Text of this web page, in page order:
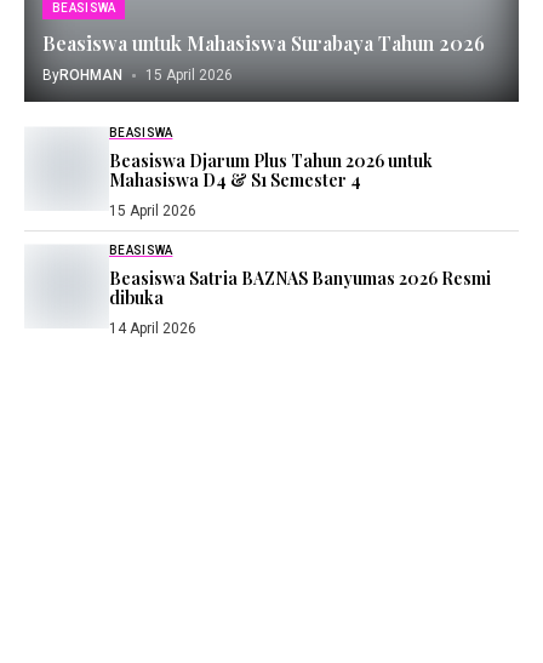
BEASISWA
Beasiswa untuk Mahasiswa Surabaya Tahun 2026
ByROHMAN 15 April 2026
BEASISWA
Beasiswa Djarum Plus Tahun 2026 untuk
Mahasiswa D4 & S1 Semester 4
15 April 2026
BEASISWA
Beasiswa Satria BAZNAS Banyumas 2026 Resmi
dibuka
14 April 2026